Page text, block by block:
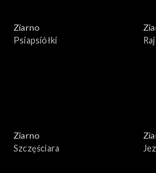
Ziarno
Psiapsiółki
Ziarno
Szczęściara